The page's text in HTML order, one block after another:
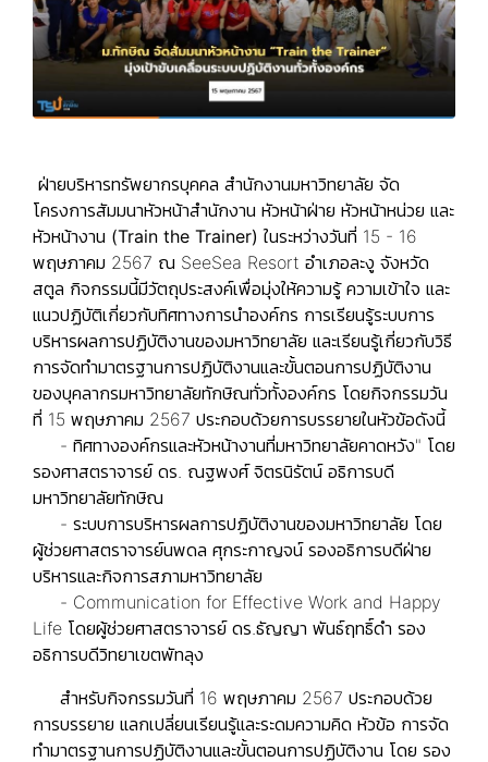
ฝ่ายบริหารทรัพยากรบุคคล สำนักงานมหาวิทยาลัย จัด
โครงการสัมมนาหัวหน้าสำนักงาน หัวหน้าฝ่าย หัวหน้าหน่วย และ
หัวหน้างาน (Train the Trainer)ในระหว่างวันที่ 15 - 16
พฤษภาคม 2567 ณ SeeSea Resort อำเภอละงู จังหวัด
สตูล กิจกรรมนี้มีวัตถุประสงค์เพื่อมุ่งให้ความรู้ ความเข้าใจ และ
แนวปฏิบัติเกี่ยวกับทิศทางการนำองค์กร การเรียนรู้ระบบการ
บริหารผลการปฏิบัติงานของมหาวิทยาลัย และเรียนรู้เกี่ยวกับวิธี
การจัดทำมาตรฐานการปฏิบัติงานและขั้นตอนการปฏิบัติงาน
ของบุคลากรมหาวิทยาลัยทักษิณทั่วทั้งองค์กร โดยกิจกรรมวัน
ที่ 15 พฤษภาคม 2567 ประกอบด้วยการบรรยายในหัวข้อดังนี้
- ทิศทางองค์กรและหัวหน้างานที่มหาวิทยาลัยคาดหวัง" โดย
รองศาสตราจารย์ ดร. ณฐพงศ์ จิตรนิรัตน์ อธิการบดี
มหาวิทยาลัยทักษิณ
- ระบบการบริหารผลการปฏิบัติงานของมหาวิทยาลัย โดย
ผู้ช่วยศาสตราจารย์นพดล ศุกระกาญจน์ รองอธิการบดีฝ่าย
บริหารและกิจการสภามหาวิทยาลัย
- Communication for Effective Work and Happy
Life โดยผู้ช่วยศาสตราจารย์ ดร.ธัญญา พันธ์ฤทธิ์ดำ รอง
อธิการบดีวิทยาเขตพัทลุง
สำหรับกิจกรรมวันที่ 16 พฤษภาคม 2567 ประกอบด้วย
การบรรยาย แลกเปลี่ยนเรียนรู้และระดมความคิด หัวข้อ การจัด
ทำมาตรฐานการปฏิบัติงานและขั้นตอนการปฏิบัติงาน โดย รอง